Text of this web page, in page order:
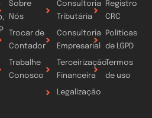
Sobre
Nós
Trocar de
Contador
Trabalhe
Conosco
Consultoria
Tributária
Consultoria
Empresarial
Terceirização
Financeira
Legalização
Registro
CRC
Políticas
de LGPD
Termos
de uso